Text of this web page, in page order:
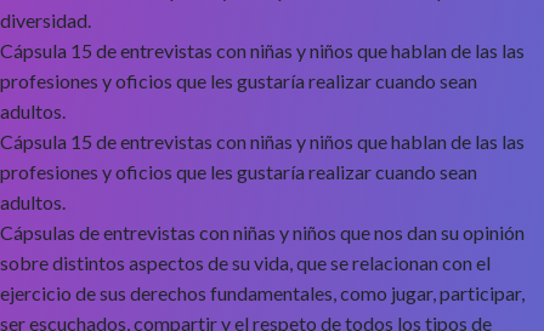
diversidad.
Cápsula 15 de entrevistas con niñas y niños que hablan de las las
profesiones y oficios que les gustaría realizar cuando sean
adultos.
Cápsula 15 de entrevistas con niñas y niños que hablan de las las
profesiones y oficios que les gustaría realizar cuando sean
adultos.
Cápsulas de entrevistas con niñas y niños que nos dan su opinión
sobre distintos aspectos de su vida, que se relacionan con el
ejercicio de sus derechos fundamentales, como jugar, participar,
ser escuchados, compartir y el respeto de todos los tipos de